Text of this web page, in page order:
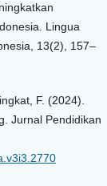
Lingua
13(2), 157–
F. (2024).
Jurnal Pendidikan